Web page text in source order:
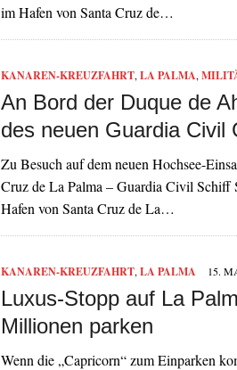
im Hafen von Santa Cruz de…
KANAREN-KREUZFAHRT, LA PALMA,
An Bord der Duque de
des neuen Guardia Civil
Zu Besuch auf dem neuen Hochsee-
Cruz de La Palma – Guardia Civil Schiff
Hafen von Santa Cruz de La…
KANAREN-KREUZFAHRT, LA PALMA 15.
Luxus-Stopp auf La
Millionen parken
Wenn die „Capricorn“ zum Einparken